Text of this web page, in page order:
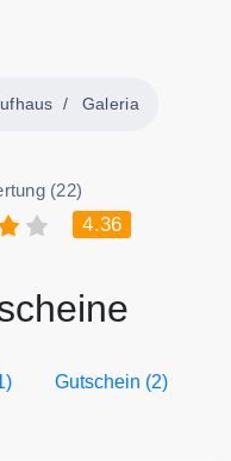
Galeria
(22)
4.36
Gutschein (2)